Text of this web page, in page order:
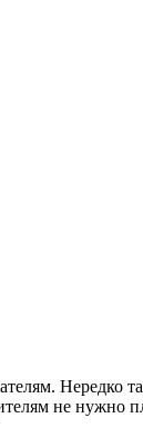
Нередко
не нужно